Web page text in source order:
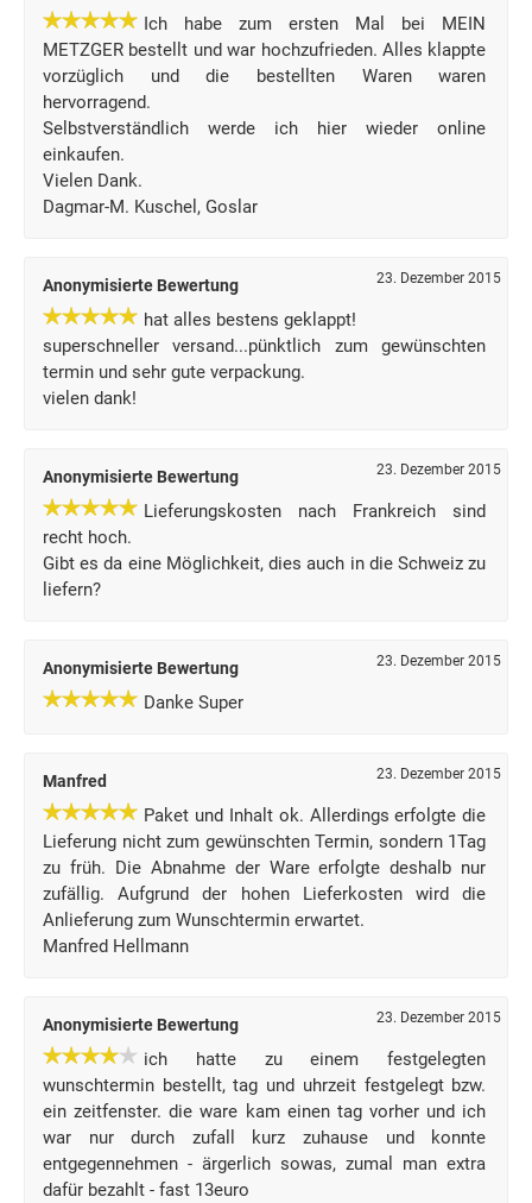
Ich habe zum ersten Mal bei MEIN
METZGER bestellt und war hochzufrieden. Alles klappte
vorzüglich und die bestellten Waren waren
hervorragend.
Selbstverständlich werde ich hier wieder online
einkaufen.
Vielen Dank.
Dagmar-M. Kuschel, Goslar
Anonymisierte Bewertung 23. Dezember 2015
hat alles bestens geklappt!
superschneller versand...pünktlich zum gewünschten
termin und sehr gute verpackung.
vielen dank!
Anonymisierte Bewertung 23. Dezember 2015
Lieferungskosten nach Frankreich sind
recht hoch.
Gibt es da eine Möglichkeit, dies auch in die Schweiz zu
liefern?
Anonymisierte Bewertung 23. Dezember 2015
Danke Super
Manfred 23. Dezember 2015
Paket und Inhalt ok. Allerdings erfolgte die
Lieferung nicht zum gewünschten Termin, sondern 1Tag
zu früh. Die Abnahme der Ware erfolgte deshalb nur
zufällig. Aufgrund der hohen Lieferkosten wird die
Anlieferung zum Wunschtermin erwartet.
Manfred Hellmann
Anonymisierte Bewertung 23. Dezember 2015
ich hatte zu einem festgelegten
wunschtermin bestellt, tag und uhrzeit festgelegt bzw.
ein zeitfenster. die ware kam einen tag vorher und ich
war nur durch zufall kurz zuhause und konnte
entgegennehmen - ärgerlich sowas, zumal man extra
dafür bezahlt - fast 13euro